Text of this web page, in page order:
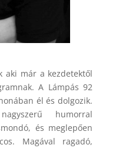
aki már a kezdetektől
A Lámpás 92
él és dolgozik.
humorral
és meglepően
Magával ragadó,